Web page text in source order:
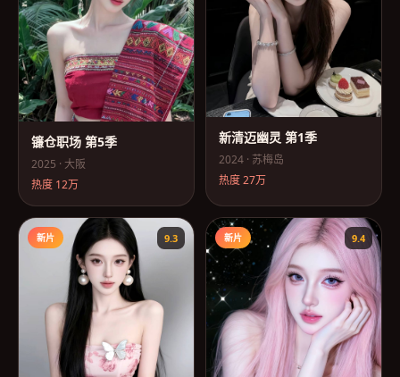
镰仓职场 第5季
2025 · 大阪
热度 12万
新清迈幽灵 第1季
2024 · 苏梅岛
热度27万
新片 9.3 新片 9.4